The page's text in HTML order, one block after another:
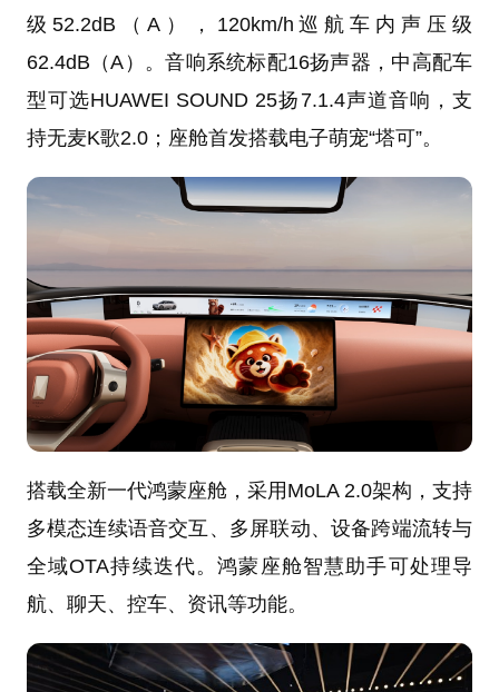
级52.2dB（A），120km/h巡航车内声压级
62.4dB（A）。音响系统标配16扬声器，中高配车
型可选HUAWEI SOUND 25扬7.1.4声道音响，支
持无麦K歌2.0；座舱首发搭载电子萌宠“塔可”。
搭载全新一代鸿蒙座舱，采用MoLA 2.0架构，支持
多模态连续语音交互、多屏联动、设备跨端流转与
全域OTA持续迭代。鸿蒙座舱智慧助手可处理导
航、聊天、控车、资讯等功能。